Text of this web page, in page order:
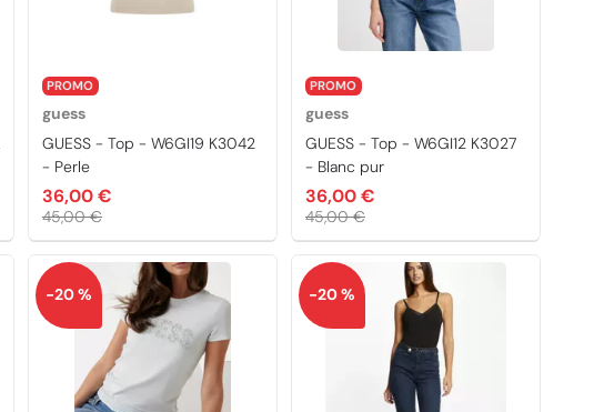
PROMO
guess
GUESS - Top - W6GI19 K3042
- Perle
36,00 €
45,00 €
PROMO
guess
GUESS - Top - W6GI12 K3027
- Blanc pur
36,00 €
45,00 €
-20 % -20 %